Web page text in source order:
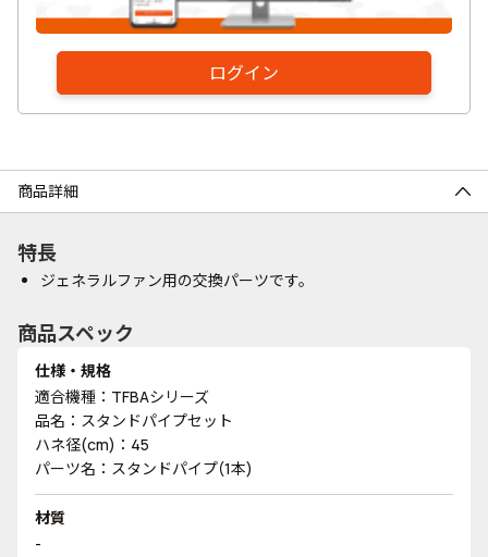
ログイン
商品詳細
特長
ジェネラルファン用の交換パーツです。
商品スペック
仕様・規格
適合機種：TFBAシリーズ
品名：スタンドパイプセット
ハネ径(cm)：45
パーツ名：スタンドパイプ(1本)
材質
-